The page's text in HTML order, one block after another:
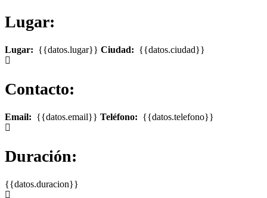
Lugar:
Lugar: {{datos.lugar}} Ciudad: {{datos.ciudad}}
Contacto:
Email: {{datos.email}} Teléfono: {{datos.telefono}}
Duración:
{{datos.duracion}}